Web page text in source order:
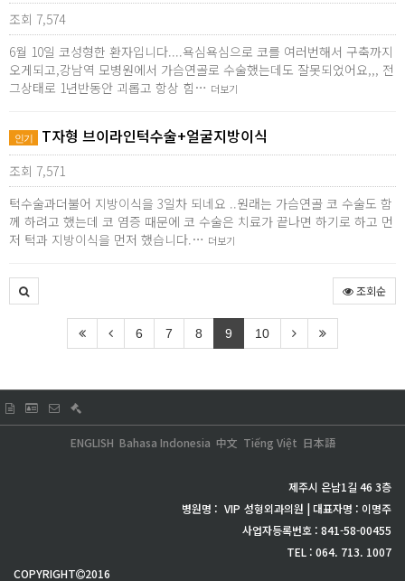
조회 7,574
6월 10일 코성형한 환자입니다....욕심욕심으로 코를 여러번해서 구축까지
오게되고,강남역 모병원에서 가슴연골로 수술했는데도 잘못되었어요,,, 전
그상태로 1년반동안 괴롭고 항상 힘… 더보기
인기 T자형 브이라인턱수술+얼굴지방이식
조회 7,571
턱수술과더불어 지방이식을 3일차 되네요 ..원래는 가슴연골 코 수술도 함
께 하려고 했는데 코 염증 때문에 코 수술은 치료가 끝나면 하기로 하고 먼
저 턱과 지방이식을 먼저 했습니다.… 더보기
조회순
6 7 8 9 10
日本語
Tiếng Việt
中文
Bahasa Indonesia
ENGLISH
제주시 은남1길 46 3층
병원명 : VIP 성형외과의원 | 대표자명 : 이명주
사업자등록번호 : 841-58-00455
TEL : 064. 713. 1007
COPYRIGHT
2016